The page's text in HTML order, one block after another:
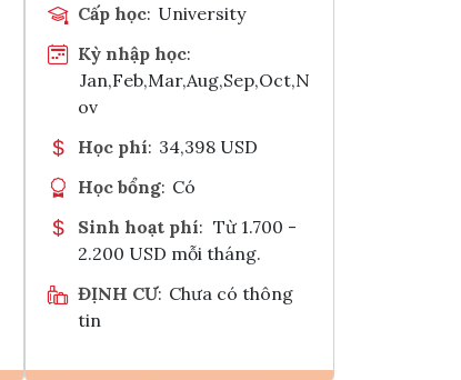
Cấp học: University
Kỳ nhập học:
Jan,Feb,Mar,Aug,Sep,Oct,N
ov
Học phí: 34,398 USD
Học bổng: Có
Sinh hoạt phí: Từ 1.700 -
2.200 USD mỗi tháng.
ĐỊNH CƯ: Chưa có thông
tin